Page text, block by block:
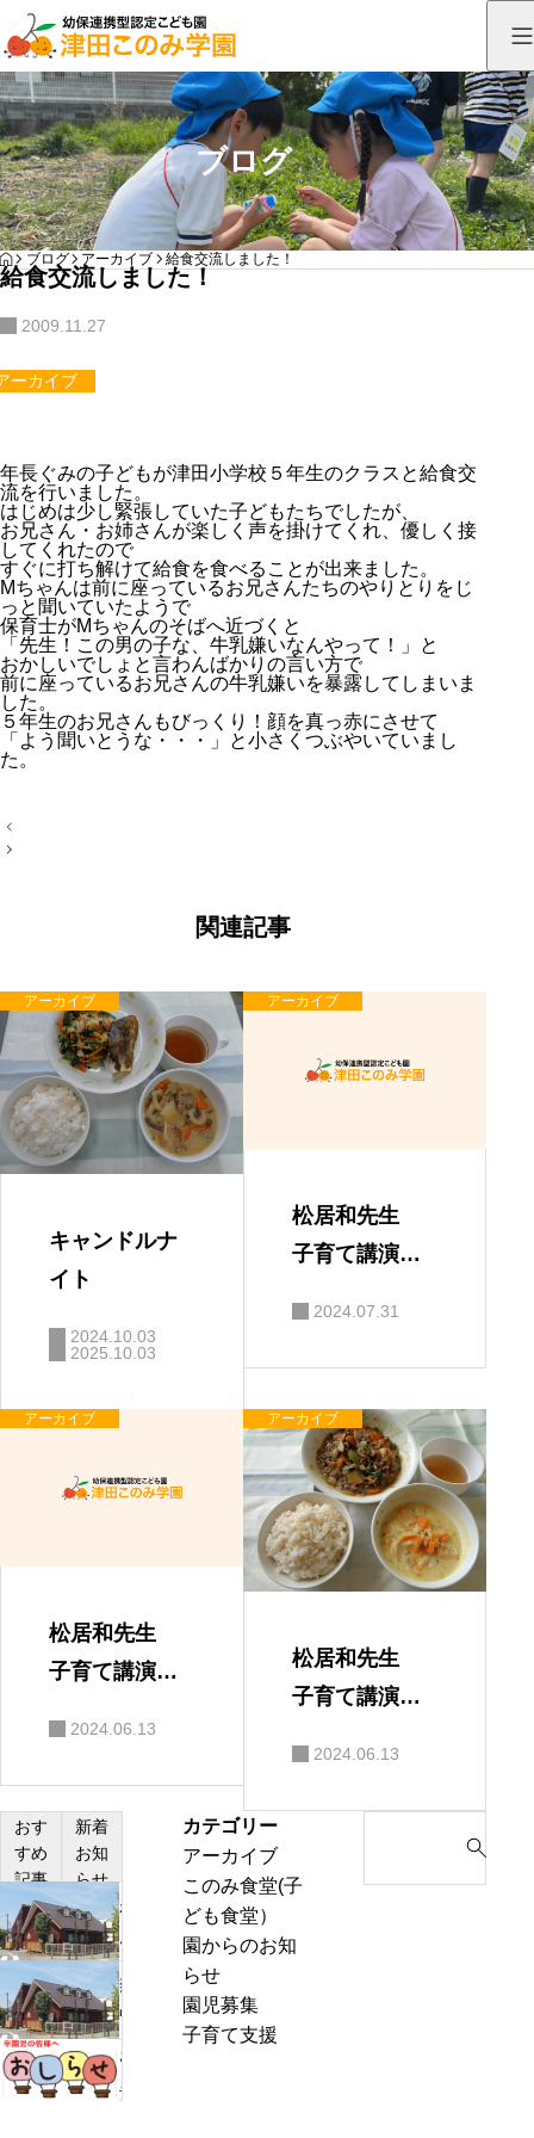
ブログ
HOME
ブログ アーカイブ 給食交流しました！
給食交流しました！
2009.11.27
ーカイブ
年長ぐみの子どもが津田小学校５年生のクラスと給食交
流を行いました。
はじめは少し緊張していた子どもたちでしたが、
お兄さん・お姉さんが楽しく声を掛けてくれ、優しく接
してくれたので
すぐに打ち解けて給食を食べることが出来ました。
Mちゃんは前に座っているお兄さんたちのやりとりをじ
っと聞いていたようで
保育士がMちゃんのそばへ近づくと
「先生！この男の子な、牛乳嫌いなんやって！」と
おかしいでしょと言わんばかりの言い方で
前に座っているお兄さんの牛乳嫌いを暴露してしまいま
した。
５年生のお兄さんもびっくり！顔を真っ赤にさせて
「よう聞いとうな・・・」と小さくつぶやいていまし
た。
投
稿
関連記事
アーカイブ
キャンドルナ
イト
2024.10.03
2025.10.03
アーカイブ
松居和先生
子育て講演
2024.07.31
アーカイブ
松居和先生
子育て講演
2024.06.13
アーカイブ
松居和先生
子育て講演
2024.06.13
おす
すめ
記事
新着
お知
らせ
わ
ぱ
く
信
8
熱
中
症
戒
お
里
カテゴリー
アーカイブ
このみ食堂(子
ども食堂）
園からのお知
らせ
園児募集
子育て支援
a